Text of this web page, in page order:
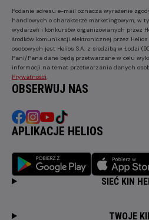
Podanie adresu e-mail oznacza wyrażenie
handlowych o charakterze marketingowym, w
wydarzeń i konkursów organizowanych przez
środków komunikacji elektronicznej przez
osobowych jest Helios S.A. z siedzibą w Łodzi
Pani/Pana dane będą przetwarzane w celu
informacji na temat przetwarzania danych
Prywatności
OBSERWUJ NAS
APLIKACJE HELIOS
SIEĆ KIN
TWOJE